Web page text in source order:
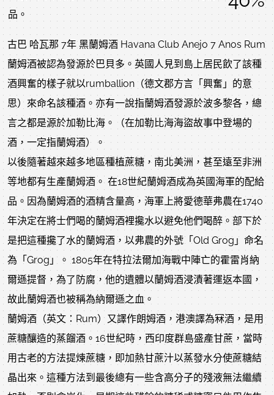
品。
古巴 哈瓦那 7年 黑蘭姆酒 Havana Club Anejo 7 Anos Rum
蘭姆酒被認為發源於巴貝多。英國人見到島上居民飲了該種
酒興奮的樣子就以rumballion（德文郡方言「興奮」的意
思）來命名該種酒。亦有一說指蘭姆酒發源於波多黎各，總
言之都是源於加勒比海。（在加勒比海海盜故事中登場的
酒，一定指蘭姆酒）。
以後隨著越來越多地區種植蔗糖，南北美洲，甚至遠至非洲
等地都有生產蘭姆酒。 在18世紀蘭姆酒成為英國海軍的配給
品。因為蘭姆酒的酒精含量高，海軍上將愛德華弗農在1740
年決定在將士們喝的蘭姆酒裡攙水以避免他們喝醉。部下於
是把這種攙了水的蘭姆酒，以弗農的外號「Old Grog」命名
為「Grog」。 1805年在特拉法爾加海戰中陣亡的霍雷肖納
爾遜提督，為了防腐，他的遺體以蘭姆酒浸漬著運返本國，
故此蘭姆酒也被稱為納爾遜之血。
蘭姆酒（英文：Rum）又譯作朗姆酒，港澳譯為冧酒，是用
蔗糖釀造的蒸餾酒。16世紀時，西印度群島盛產甘蔗，當時
用古老的方法提煉蔗糖，即加熱甘蔗汁以蒸發水分使蔗糖結
晶出來。這種方法到最後總有一些含高分子的殘液無法繼續